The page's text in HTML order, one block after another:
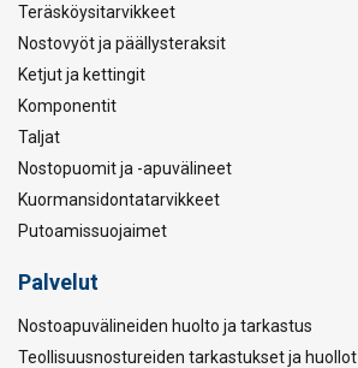
Teräsköysitarvikkeet
Nostovyöt ja päällysteraksit
Ketjut ja kettingit
Komponentit
Taljat
Nostopuomit ja -apuvälineet
Kuormansidontatarvikkeet
Putoamissuojaimet
Palvelut
Nostoapuvälineiden huolto ja tarkastus
Teollisuusnostureiden tarkastukset ja huollot